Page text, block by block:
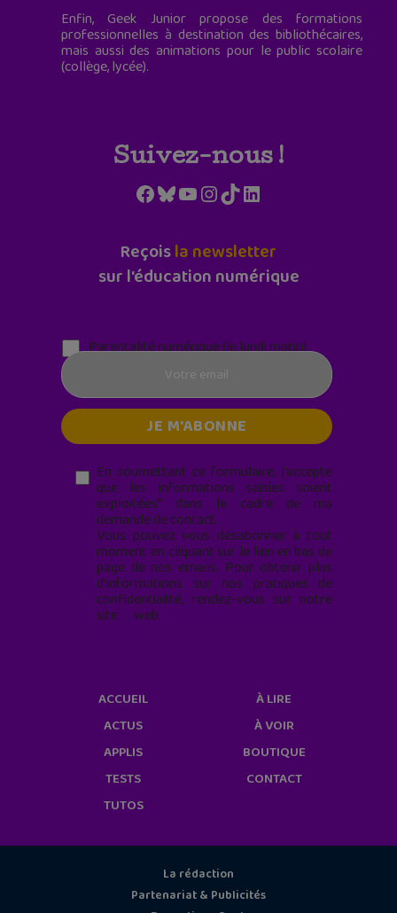
Enfin, Geek Junior propose des formations
professionnelles à destination des bibliothécaires,
mais aussi des animations pour le public scolaire
(collège, lycée).
Suivez-nous !
Facebook
Bluesky
YouTube
Instagram
TikTokLinkedIn
Reçoisla newsletter
sur l'éducation numérique
Parentalité numérique (le lundi matin)
En soumettant ce formulaire, j’accepte
que les informations saisies soient
exploitées* dans le cadre de ma
demande de contact.
Vous pouvez vous désabonner à tout
moment en cliquant sur le lien en bas de
page de nos emails. Pour obtenir plus
d'informations sur nos pratiques de
confidentialité, rendez-vous sur notre
site web
ACCUEIL
ACTUS
APPLIS
TESTS
TUTOS
À LIRE
À VOIR
BOUTIQUE
CONTACT
La rédaction
Partenariat & Publicités